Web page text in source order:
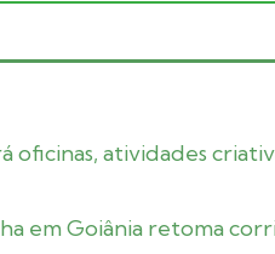
oficinas, atividades
em Goiânia retoma